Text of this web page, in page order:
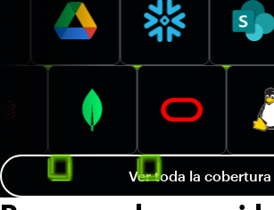
Ver toda la cobertura